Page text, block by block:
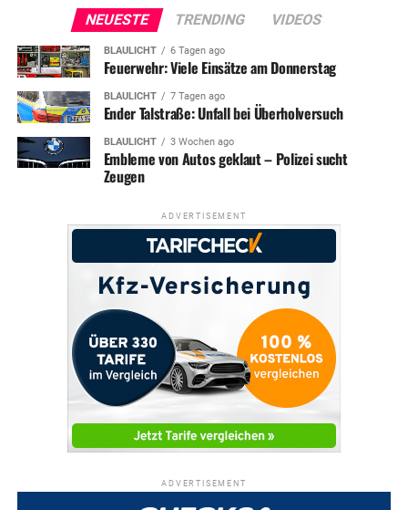
NEUESTE TRENDING VIDEOS
BLAULICHT 6 Tagen ago
Feuerwehr: Viele Einsätze am Donnerstag
BLAULICHT 7 Tagen ago
Ender Talstraße: Unfall bei Überholversuch
BLAULICHT 3 Wochen ago
Embleme von Autos geklaut – Polizei sucht
Zeugen
ADVERTISEMENT
ADVERTISEMENT